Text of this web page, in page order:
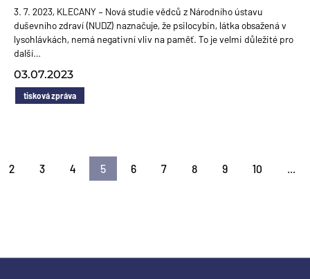
3. 7. 2023, KLECANY – Nová studie vědců z Národního ústavu
duševního zdraví (NUDZ) naznačuje, že psilocybin, látka obsažená v
lysohlávkách, nemá negativní vliv na paměť. To je velmi důležité pro
další…
03.07.2023
tisková zpráva
2 3 4 5 6 7 8 9 10